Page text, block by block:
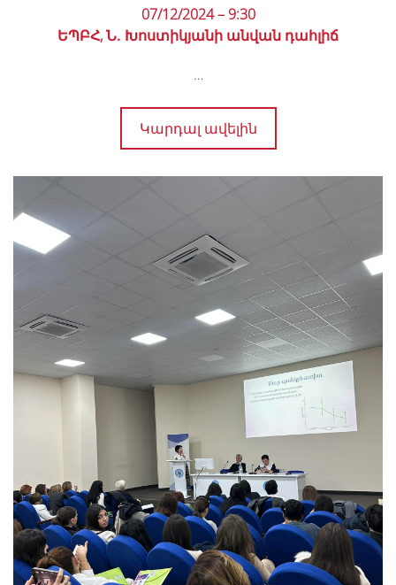
07/12/2024 – 9:30
ԵՊԲՀ, Ն․ Խոստիկյանի անվան դահլիճ
…
Կարդալ ավելին